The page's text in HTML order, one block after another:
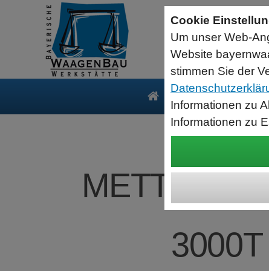
METTLER-
Produkte
Sartorius Feuchtebestimmer MA35
jetzt zum Aktionspreis
Der MA35 ist das Einsteigermodell zur schnellen und
zuverlässigen Bestimmung der Materialfeuchte flüssiger, pastöser
und fester Substanzen mit dem Verfahren der Thermogravimetrie.
Wägebereich: 35 g, Ablesbarkeit: 1 mg
Cookie
Um unser Web-
Website
stimmen Sie der
Informationen zu
Informationen zu